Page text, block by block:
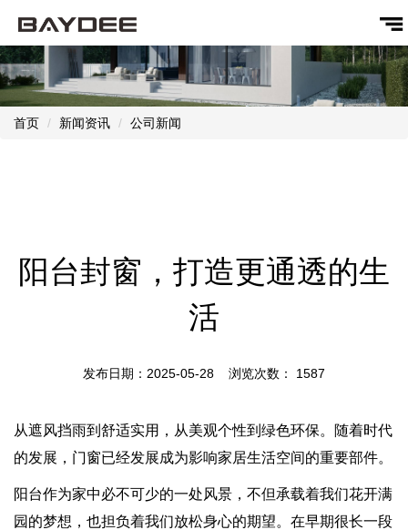
首页 新闻资讯 公司新闻
阳台封窗，打造更通透的生
活
发布日期：2025-05-28 浏览次数： 1587
从遮风挡雨到舒适实用，从美观个性到绿色环保。随着时代
的发展，门窗已经发展成为影响家居生活空间的重要部件。
阳台作为家中必不可少的一处风景，不但承载着我们花开满
园的梦想，也担负着我们放松身心的期望。在早期很长一段